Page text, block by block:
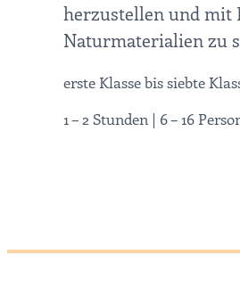
herzustellen und mit
Naturmaterialien zu
erste Klasse bis siebte
1 – 2 Stunden | 6 – 16